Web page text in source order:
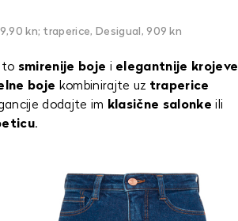
kn; traperice, Desigual, 909 kn
smirenije boje i elegantnije krojeve
boje kombinirajte uz traperice
dodajte im klasične salonke ili
.